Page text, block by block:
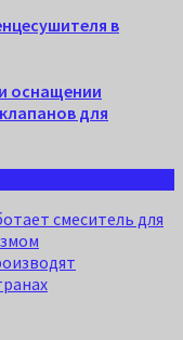
в
оснащении
для
смеситель для